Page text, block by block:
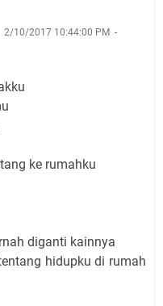
2/10/2017 10:44:00 PM
ke rumahku
diganti kainnya
hidupku di rumah